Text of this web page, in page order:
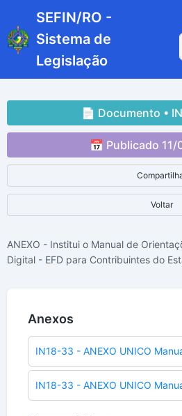
SEFIN/RO -
Sistema de
Legislação
📄 Documento •
📅 Publicado 11/
Voltar
ANEXO - Institui o Manual de
Digital - EFD para Contribuintes do
Anexos
IN18-33 - ANEXO UNICO
IN18-33 - ANEXO UNICO